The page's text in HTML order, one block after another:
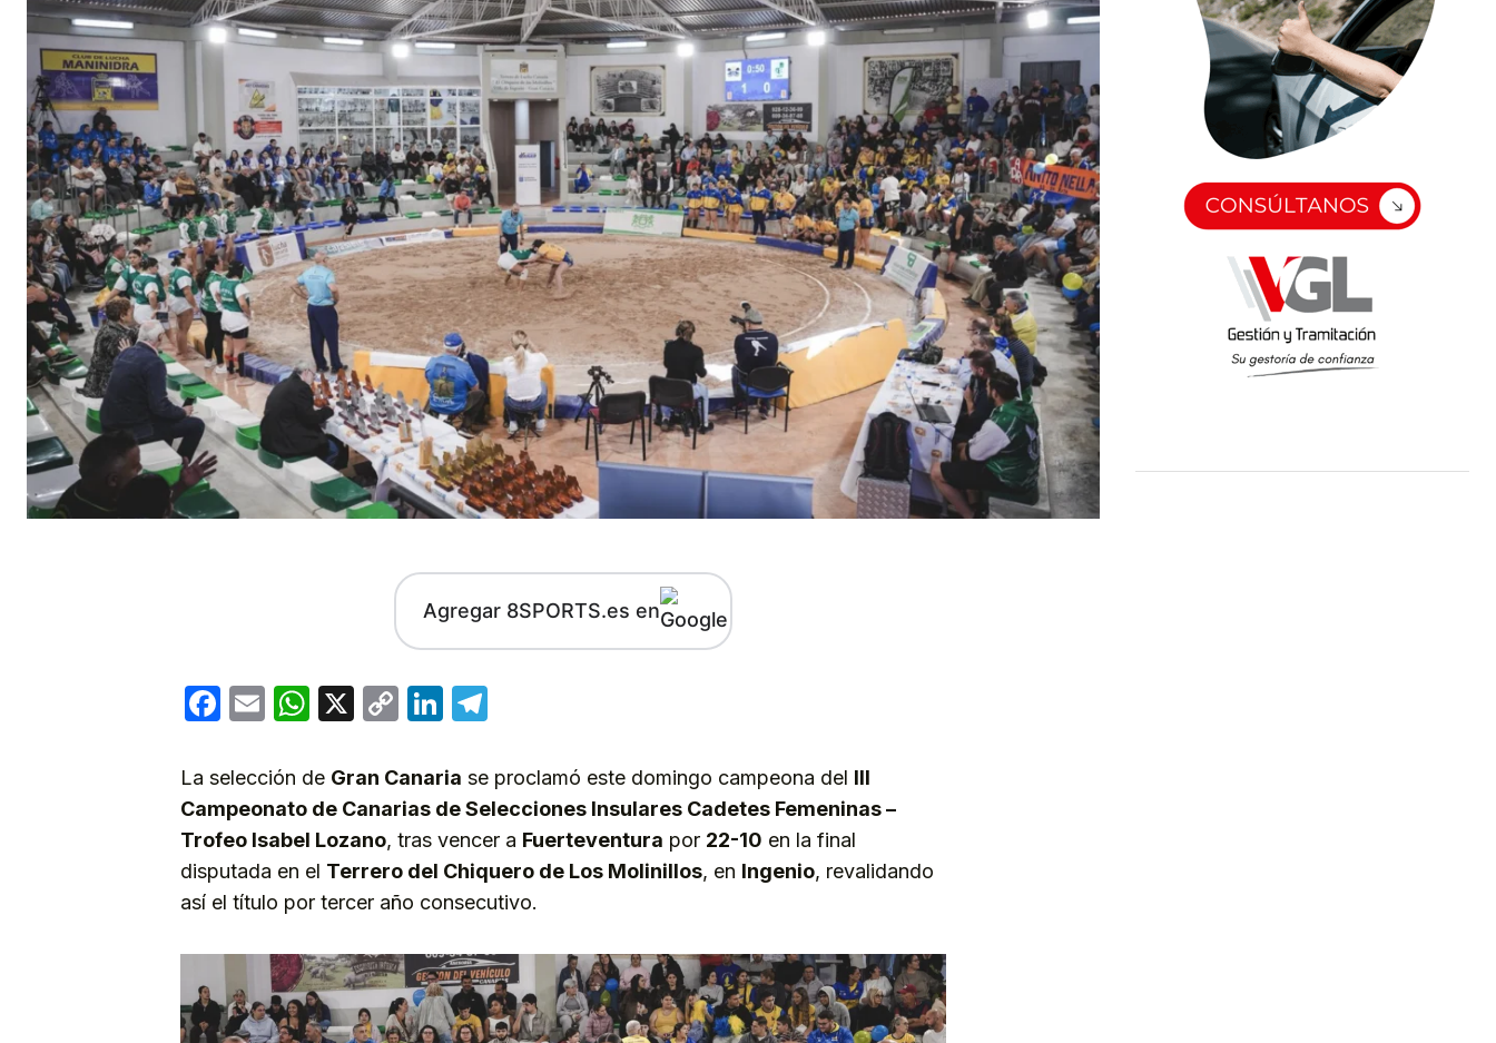
Agregar 8SPORTS.es en
Facebook
EmailWhatsApp
X
CopyLinkedIn
La selección de Gran Canaria se proclamó este domingo campeona del III
Campeonato de Canarias de Selecciones Insulares Cadetes Femeninas –
Trofeo Isabel Lozano, tras vencer a Fuerteventura por 22-10 en la final
disputada en el Terrero del Chiquero de Los Molinillos, en Ingenio, revalidando
así el título por tercer año consecutivo.